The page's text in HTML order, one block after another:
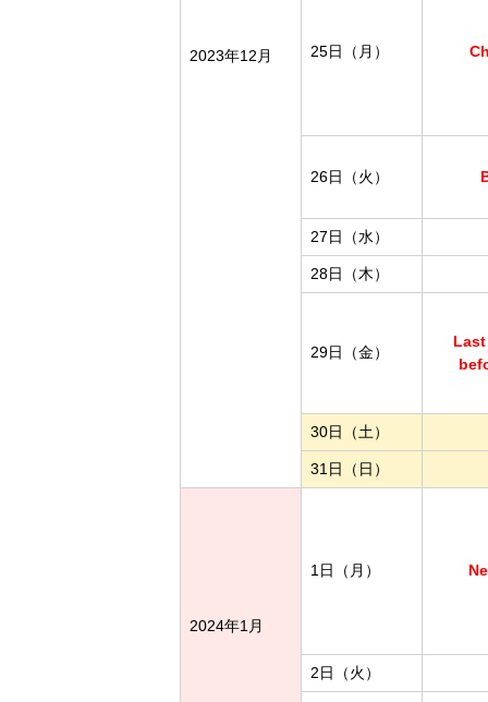
2023年12月 25日（月）
26日（火）
27日（水）
28日（木）
29日（金）
30日（土）
31日（日）
2024年1月
1日（月）
2日（火）